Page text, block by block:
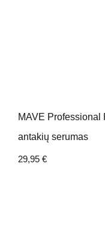
MAVE Professional
antakių serumas
29,95 €